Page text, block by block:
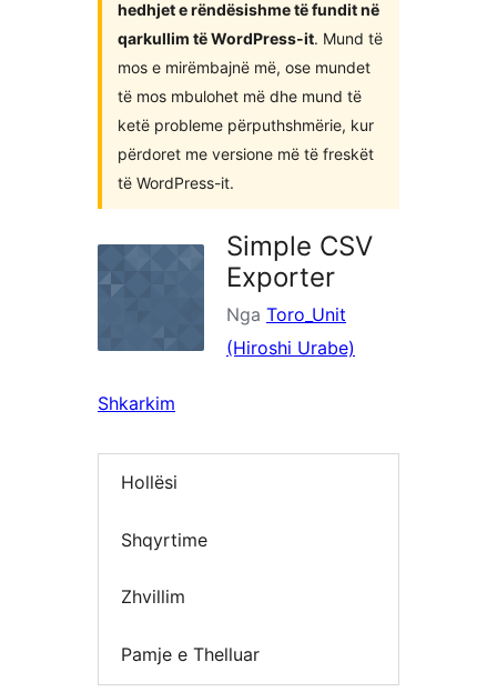
hedhjet e rëndësishme të fundit në
qarkullim të WordPress-it. Mund të
mos e mirëmbajnë më, ose mundet
të mos mbulohet më dhe mund të
ketë probleme përputhshmërie, kur
përdoret me versione më të freskët
të WordPress-it.
Simple CSV
Exporter
Nga Toro_Unit
(Hiroshi Urabe)
Shkarkim
Hollësi
Shqyrtime
Zhvillim
Pamje e Thelluar